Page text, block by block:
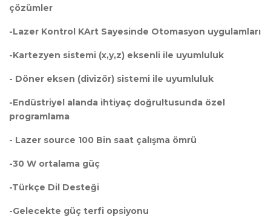
çözümler
-Lazer Kontrol KArt Sayesinde Otomasyon uygulamları
-Kartezyen sistemi (x,y,z) eksenli ile uyumluluk
- Döner eksen (divizör) sistemi ile uyumluluk
-Endüstriyel alanda ihtiyaç doğrultusunda özel
programlama
- Lazer source 100 Bin saat çalışma ömrü
-30 W ortalama güç
-Türkçe Dil Desteği
-Gelecekte güç terfi opsiyonu